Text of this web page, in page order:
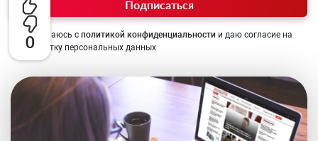
0
Подписаться
Соглашаюсь с политикой конфиденциальности и даю согласие на
обработку персональных данных